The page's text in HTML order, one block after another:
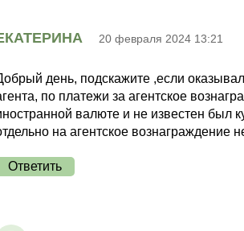
20 февраля 2024 13:21
день, подскажите ,если
по платежи за агентское
валюте и не известен был
на агентское вознаграждение
Ответить